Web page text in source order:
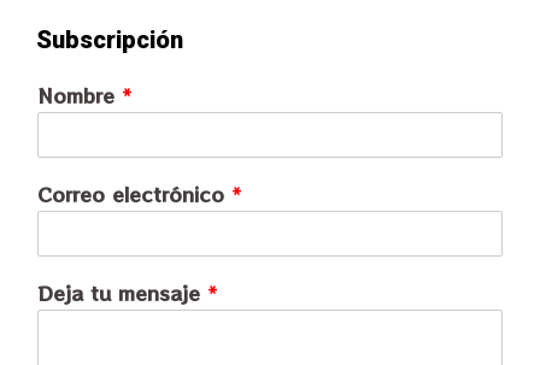
Subscripción
Nombre *
Correo electrónico *
Deja tu mensaje *